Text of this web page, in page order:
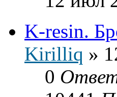
K-resin.
Kirilliq »
0